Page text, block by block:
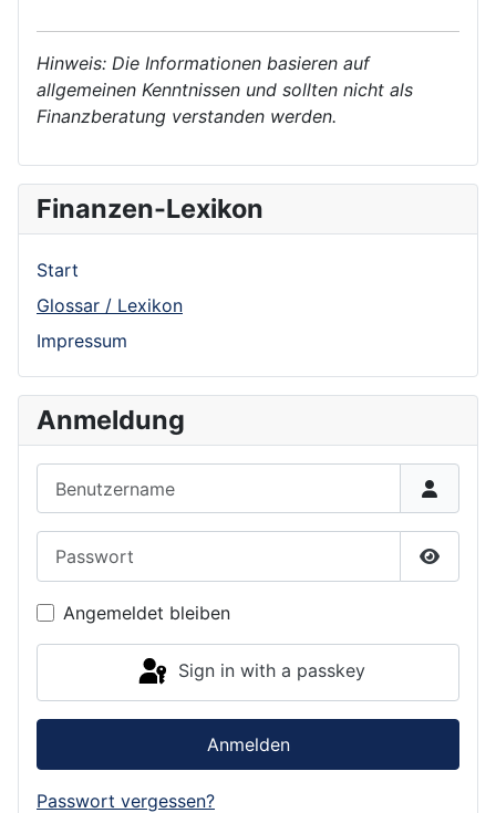
Hinweis: Die Informationen basieren auf
allgemeinen Kenntnissen und sollten nicht als
Finanzberatung verstanden werden.
Finanzen-Lexikon
Start
Glossar / Lexikon
Impressum
Anmeldung
Show
Angemeldet bleiben
Sign in with a passkey
Anmelden
Passwort vergessen?